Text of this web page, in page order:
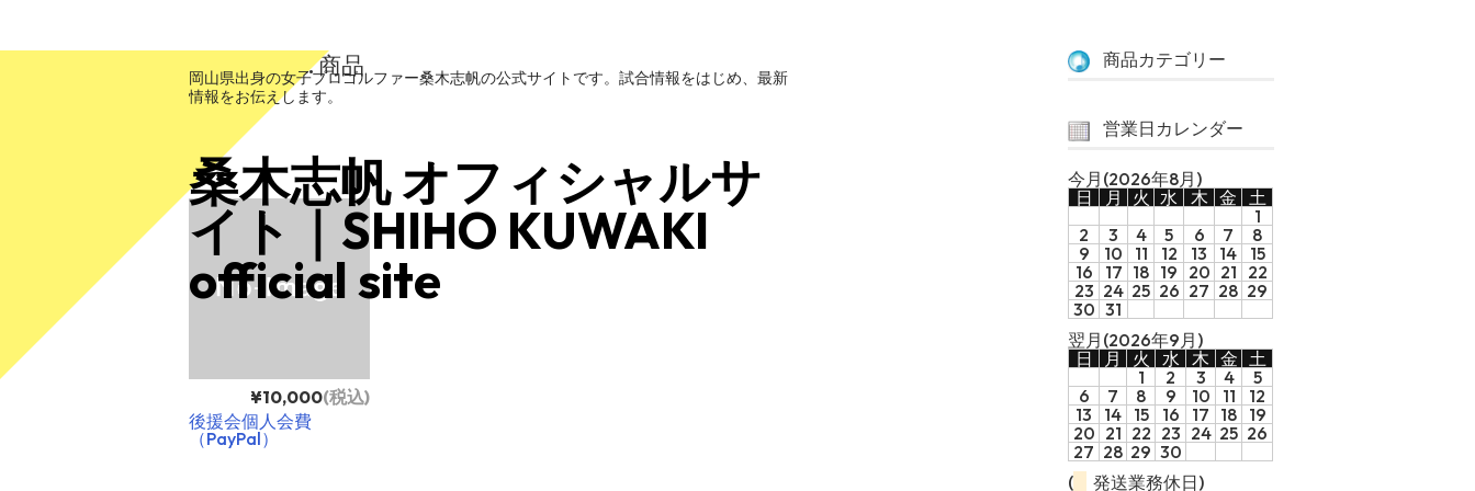
岡山県出身の女子プロゴルファー桑木志帆の公式サイトです。試合情報をはじめ、最新
情報をお伝えします。
桑木志帆 オフィシャルサ
イト｜SHIHO KUWAKI
official site
カテゴリー:商品
¥10,000(税込)
後援会個人会費
（PayPal）
商品カテゴリー
営業日カレンダー
今月(2026年8月)
日
月 火 水 木 金
土
1
2
3 4 5 6 7
8
9
10 11 12 13 14
15
16
17 18 19 20 21 22
23 24 25 26 27 28 29
30 31
翌月(2026年9月)
日
月 火 水 木 金 土
1
2 3 4
5
6
7 8 9 10 11
12
13
14 15 16 17 18 19
20 21 22 23 24 25 26
27 28 29 30
(
発送業務休日)